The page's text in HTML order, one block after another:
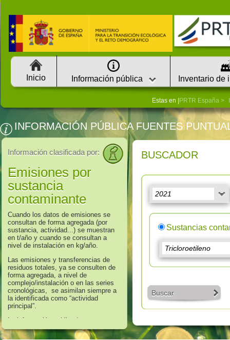
Inicio Información pública Inventario de
Estas en | PRTR España
INFORMACIÓN PÚBLICA FUENTES
Información clasificada por:
Emisiones por
sustancia
contaminante
Cuando los datos de emisiones se
consultan de forma agregada (por
sustancia, actividad...) se muestran
en t/año y cuando se consultan a
nivel de instalación en kg/año.
Las emisiones y transferencias de
residuos totales, ya se consulten de
forma agregada, a nivel de
complejo/instalación o en las series
cronológicas, se asimilan siempre a
la identificada como “actividad
principal”.
La información publicada en
referencia a los años 2008 hasta
2016 corresponde a aquella que
BUSCADOR
Sustancias
Buscar